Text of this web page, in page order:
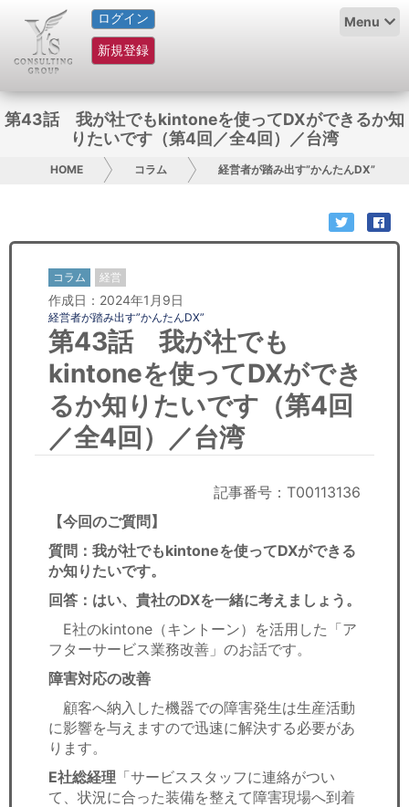
ログイン
新規登録
Menu
HOME
サービス紹介
コラム
グループ概要
お問い合わせ
日本人にPR
コンサルティング
リサーチ
セミナー
経済ニュース
ＩＴ
飲食店情報
第43話 我が社でもkintoneを使ってDXができるか知
りたいです（第4回／全4回）／台湾
HOME コラム 経営者が踏み出す”かんたんDX”
コラム 経営
作成日：2024年1月9日
経営者が踏み出す”かんたんDX”
第43話 我が社でも
kintoneを使ってDXができ
るか知りたいです（第4回
／全4回）／台湾
記事番号：T00113136
【今回のご質問】
質問：我が社でもkintoneを使ってDXができる
か知りたいです。
回答：はい、貴社のDXを一緒に考えましょう。
E社のkintone（キントーン）を活用した「ア
フターサービス業務改善」のお話です。
障害対応の改善
顧客へ納入した機器での障害発生は生産活動
に影響を与えますので迅速に解決する必要があ
ります。
E社総経理 「サービススタッフに連絡がつい
て、状況に合った装備を整えて障害現場へ到着